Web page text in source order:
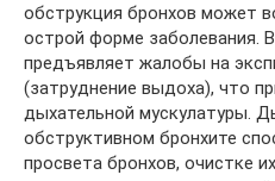
обструкция бронхов может
острой форме заболевания.
предъявляет жалобы на
(затруднение выдоха), что
дыхательной мускулатуры.
обструктивном бронхите
просвета бронхов, очистке